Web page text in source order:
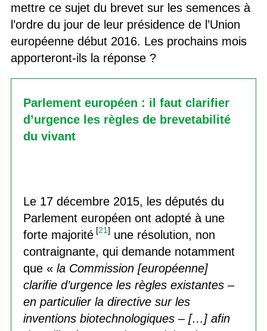
mettre ce sujet du brevet sur les semences à
l’ordre du jour de leur présidence de l’Union
européenne début 2016. Les prochains mois
apporteront-ils la réponse ?
Parlement européen : il faut clarifier
d’urgence les règles de brevetabilité
du vivant
Le 17 décembre 2015, les députés du
Parlement européen ont adopté à une
forte majorité [21] une résolution, non
contraignante, qui demande notamment
que « la Commission [européenne]
clarifie d’urgence les règles existantes –
en particulier la directive sur les
inventions biotechnologiques – […] afin